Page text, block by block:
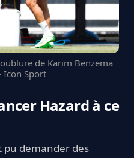
de Karim Benzema
Icon Sport
Hazard à ce
demander des